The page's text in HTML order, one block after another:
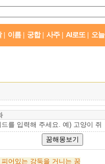
이름 궁합 사주 AI로또 오늘
드를 입력해 주세요. 예) 고양이 쥐
피어있는 강둑을 거니는 꿈